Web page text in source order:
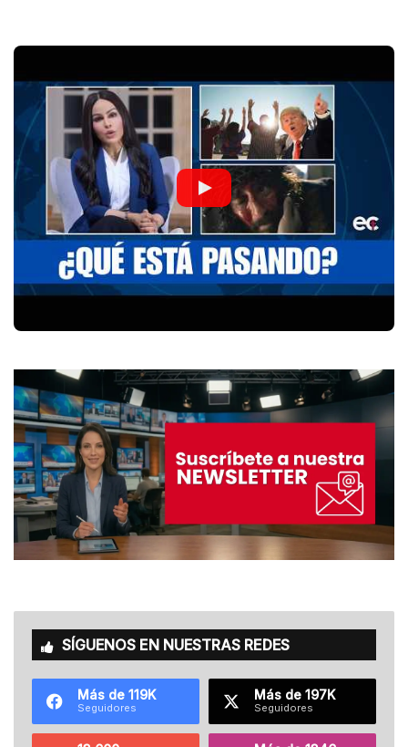
SÍGUENOS EN NUESTRAS REDES
Más de 119K
Seguidores
Más de 197K
Seguidores